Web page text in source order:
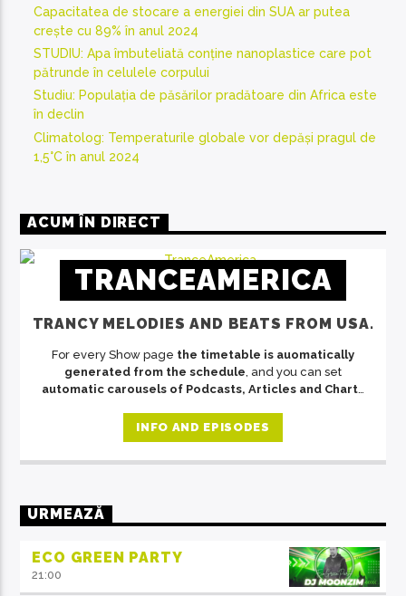
Capacitatea de stocare a energiei din SUA ar putea
crește cu 89% în anul 2024
STUDIU: Apa îmbuteliată conține nanoplastice care pot
pătrunde în celulele corpului
Studiu: Populația de păsărilor pradătoare din Africa este
în declin
Climatolog: Temperaturile globale vor depăși pragul de
1,5°C în anul 2024
ACUM ÎN DIRECT
TRANCEAMERICA
TRANCY MELODIES AND BEATS FROM USA.
For every Show page the timetable is auomatically
generated from the schedule , and you can set
automatic carousels of Podcasts, Articles and Charts
Sed justo mauris, auctor eget tellus nec, pellentesque
varius mauris. Sed eu congue nulla, et tincidunt justo.
Aliquam semper faucibus odio id varius. Suspendisse
INFO AND EPISODES
URMEAZĂ
ECO GREEN PARTY
21:00